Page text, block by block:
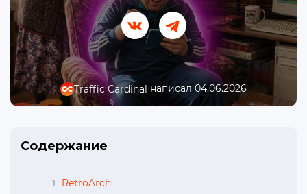
Traffic Cardinal написал 04.06.2026
Содержание
1
RetroArch